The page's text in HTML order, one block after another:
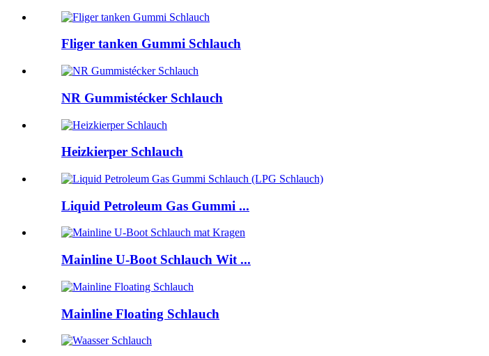
Fliger tanken Gummi Schlauch
NR Gummistécker Schlauch
Heizkierper Schlauch
Liquid Petroleum Gas Gummi ...
Mainline U-Boot Schlauch Wit ...
Mainline Floating Schlauch